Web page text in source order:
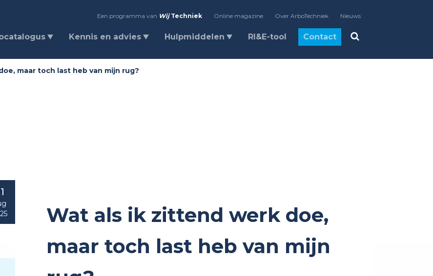
Een programma van Wij Techniek Online magazine Over ArboTechniek Nieuws
Kennis en advies Hulpmiddelen RI&E-tool Contact
maar toch last heb van mijn rug?
Wat als ik zittend werk doe,
maar toch last heb van mijn